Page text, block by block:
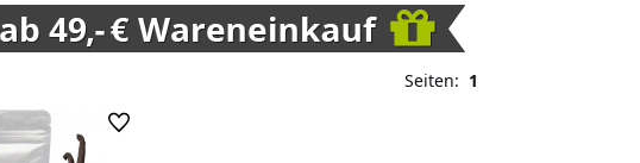
Seiten: 1